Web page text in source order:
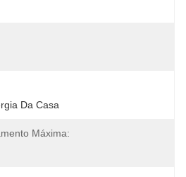
Da Casa
Máxima: